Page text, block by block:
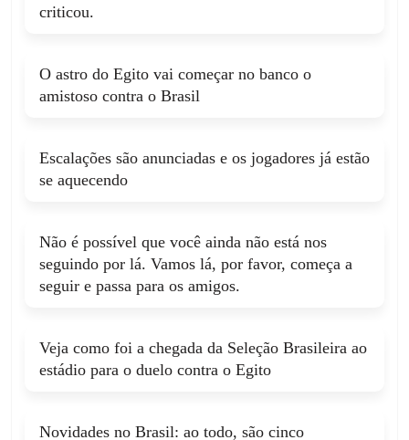
43'
PUBLICIDADE
área.
(Brasil) finalização com o pé esquerdo do
meio da área.
Escanteio, Egypt. Cedido por Ibañez.
criticou.
Não foi possível reproduzir o vídeo
O astro do Egito vai começar no banco o
amistoso contra o Brasil
Escalações são anunciadas e os jogadores já estão
se aquecendo
Não é possível que você ainda não está nos
seguindo por lá. Vamos lá, por favor, começa a
seguir e passa para os amigos.
Veja como foi a chegada da Seleção Brasileira ao
estádio para o duelo contra o Egito
Novidades no Brasil: ao todo, são cinco